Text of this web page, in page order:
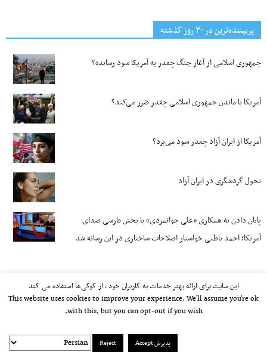
پربیننده‌ترین‌ در ۳۰ روز گذشته
جمهوری اسلامی از آغاز جنگ چقدر به آمریکا سود رسانده؟
آمریکا با ماندن جمهوری اسلامی چقدر ضرر می‌کند؟
آمریکا از ایران آزاد چقدر سود می‌برد؟
تحول گردشگری در ایران آزاد
پایان دادن به همکاری «علی جوانمردی» با بخش فارسی صدای
آمریکا؛ احمد باطبی خواستار اصلاحات ساختاری در این رسانه شد
kayhan.london 2000-2026© خط مشی استفاده مجاز از وب‌سایت
این سایت برای ارائه بهتر خدمات به کاربران خود ، از کوکی‌ها استفاده می کند
This website uses cookies to improve your experience. We'll assume you're ok
with this, but you can opt-out if you wish.
پذیرش Accept Reject